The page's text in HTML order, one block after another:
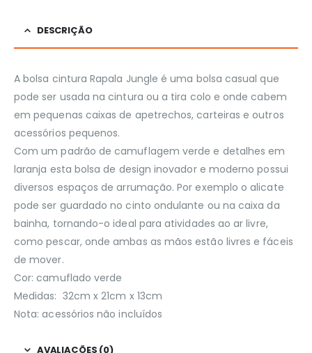
DESCRIÇÃO
A bolsa cintura Rapala Jungle é uma bolsa casual que
pode ser usada na cintura ou a tira colo e onde cabem
em pequenas caixas de apetrechos, carteiras e outros
acessórios pequenos.
Com um padrão de camuflagem verde e detalhes em
laranja esta bolsa de design inovador e moderno possui
diversos espaços de arrumação. Por exemplo o alicate
pode ser guardado no cinto ondulante ou na caixa da
bainha, tornando-o ideal para atividades ao ar livre,
como pescar, onde ambas as mãos estão livres e fáceis
de mover.
Cor: camuflado verde
Medidas: 32cm x 21cm x 13cm
Nota: acessórios não incluídos
AVALIAÇÕES (0)